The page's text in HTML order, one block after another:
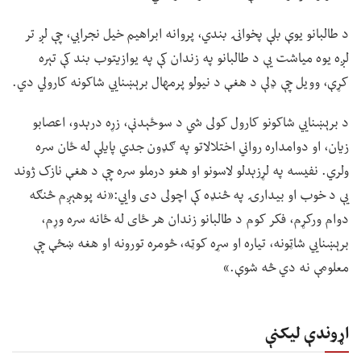
د طالبانو یوې بلې پخوانۍ بندي، پروانه ابراهیم خیل نجرابي، چې لږ تر
لږه یوه میاشت یې د طالبانو په زندان کې په یوازیتوب بند کې تېره
کړې، وویل چې ډلې د هغې د نیولو پرمهال برېښنايي شاکونه کارولي دي.
د برېښنايي شاکونو کارول کولی شي د سوځېدنې، زړه درېدو، اعصابو
زیان، او دوامداره رواني اختلالاتو په ګډون جدي پایلې له ځان سره
ولري. نفیسه په لړزېدلو لاسونو او هغو درملو سره چې د هغې نازک ژوند
یې د خوب او بیدارۍ په څنډه کې اچولی دی وايي:«نه پوهېږم څنګه
دوام ورکړم، فکر کوم د طالبانو زندان هر ځای له ځانه سره وړم،
برېښنايي شاټونه، تیاره او سړه کوټه، څومره تورونه او هغه ښځې چې
معلومې نه دي څه شوې.»
اړوندې لیکنې